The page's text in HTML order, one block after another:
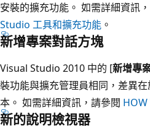
安裝的擴充功能。 如需詳細資訊
Studio 工具和擴充功能 。
新增專案對話方塊
Visual Studio 2010 中的 [新增專
裝功能與擴充管理員相同，差異
本。 如需詳細資訊，請參閱
新的說明檢視器